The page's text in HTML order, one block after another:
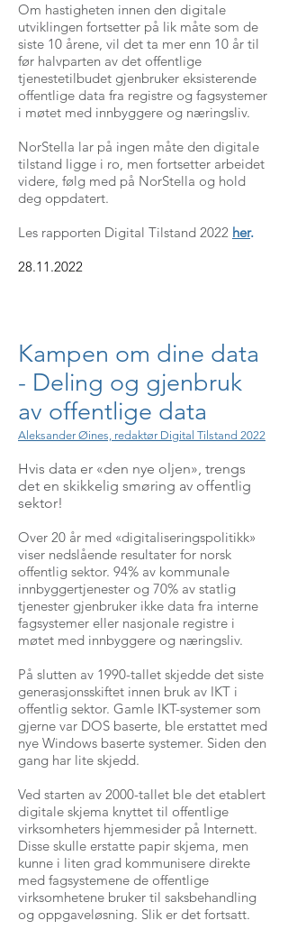
Om hastigheten innen den digitale
utviklingen fortsetter på lik måte som de
siste 10 årene, vil det ta mer enn 10 år til
før halvparten av det offentlige
tjenestetilbudet gjenbruker eksisterende
offentlige data fra registre og fagsystemer
i møtet med innbyggere og næringsliv.
NorStella lar på ingen måte den digitale
tilstand ligge i ro, men fortsetter arbeidet
videre, følg med på NorStella og hold
deg oppdatert.
Les rapporten Digital Tilstand 2022 her.
28.11.2022
Kampen om dine data
- Deling og gjenbruk
av offentlige data
Aleksander Øines, redaktør Digital Tilstand 2022
Hvis data er «den nye oljen», trengs
det en skikkelig smøring av offentlig
sektor!
Over 20 år med «digitaliseringspolitikk»
viser nedslående resultater for norsk
offentlig sektor. 94% av kommunale
innbyggertjenester og 70% av statlig
tjenester gjenbruker ikke data fra interne
fagsystemer eller nasjonale registre i
møtet med innbyggere og næringsliv.
På slutten av 1990-tallet skjedde det siste
generasjonsskiftet innen bruk av IKT i
offentlig sektor. Gamle IKT-systemer som
gjerne var DOS baserte, ble erstattet med
nye Windows baserte systemer. Siden den
gang har lite skjedd.
Ved starten av 2000-tallet ble det etablert
digitale skjema knyttet til offentlige
virksomheters hjemmesider på Internett.
Disse skulle erstatte papir skjema, men
kunne i liten grad kommunisere direkte
med fagsystemene de offentlige
virksomhetene bruker til saksbehandling
og oppgaveløsning. Slik er det fortsatt.